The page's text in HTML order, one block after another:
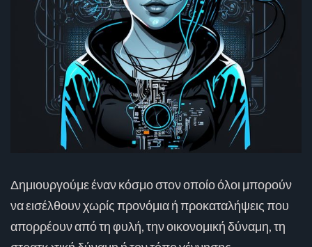
Δημιουργούμε έναν κόσμο στον οποίο όλοι μπορούν
να εισέλθουν χωρίς προνόμια ή προκαταλήψεις που
απορρέουν από τη φυλή, την οικονομική δύναμη, τη